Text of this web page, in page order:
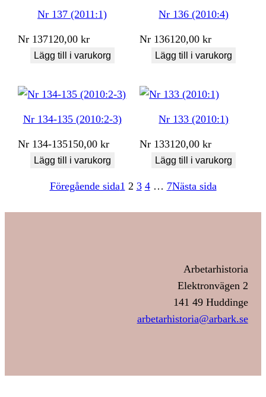
Nr 137 (2011:1)
Nr 137120,00kr
Lägg till i varukorg
Nr 136 (2010:4)
Nr 136120,00kr
Lägg till i varukorg
Nr 134-135 (2010:2-3)
Nr 134-135150,00kr
Lägg till i varukorg
Nr 133 (2010:1)
Nr 133120,00kr
Lägg till i varukorg
Föregående sida1 2 3 4 … 7Nästa sida
Arbetarhistoria
Elektronvägen 2
141 49 Huddinge
arbetarhistoria@arbark.se